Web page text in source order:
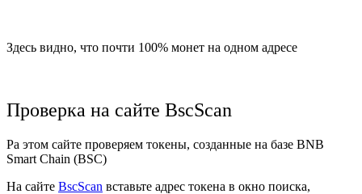
Здесь видно, что почти 100% монет на одном адресе
Проверка на сайте BscScan
Ра этом сайте проверяем токены, созданные на базе BNB
Smart Chain (BSC)
На сайте BscScan вставьте адрес токена в окно поиска,